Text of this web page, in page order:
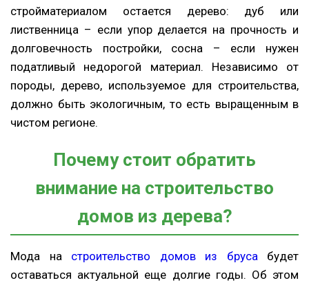
стройматериалом остается дерево: дуб или
лиственница – если упор делается на прочность и
долговечность постройки, сосна – если нужен
податливый недорогой материал. Независимо от
породы, дерево, используемое для строительства,
должно быть экологичным, то есть выращенным в
чистом регионе.
Почему стоит обратить
внимание на строительство
домов из дерева?
Мода на строительство домов из бруса будет
оставаться актуальной еще долгие годы. Об этом